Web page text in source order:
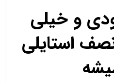
و خیلی
استایلی